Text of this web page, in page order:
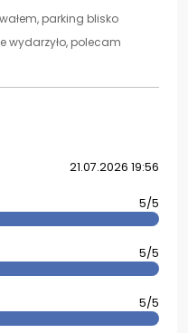
parking blisko
wydarzyło, polecam
21.07.2026 19:56
5/5
5/5
5/5